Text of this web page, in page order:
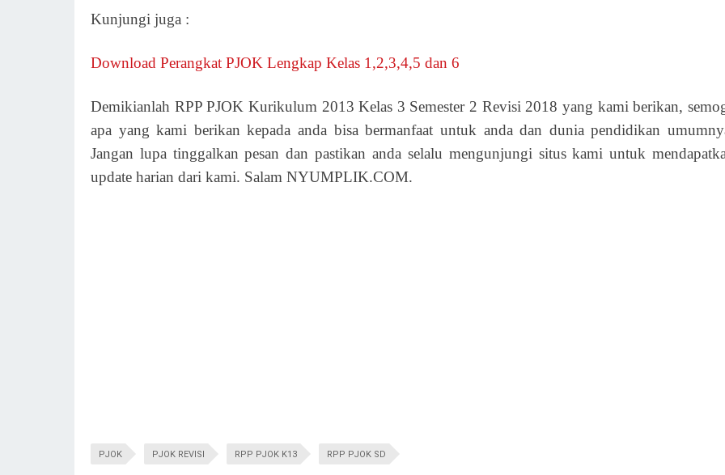
Kunjungi juga :
Download Perangkat PJOK Lengkap Kelas 1,2,3,4,5 dan 6
Demikianlah RPP PJOK Kurikulum 2013 Kelas 3 Semester 2 Revisi 2018 yang kami berikan,
apa yang kami berikan kepada anda bisa bermanfaat untuk anda dan dunia pendidikan
Jangan lupa tinggalkan pesan dan pastikan anda selalu mengunjungi situs kami untuk
update harian dari kami. Salam NYUMPLIK.COM.
PJOK PJOK REVISI RPP PJOK K13 RPP PJOK SD